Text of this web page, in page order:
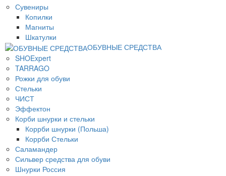
Сувениры
Копилки
Магниты
Шкатулки
ОБУВНЫЕ СРЕДСТВА
SHOExpert
TARRAGO
Рожки для обуви
Стельки
ЧИСТ
Эффектон
Корби шнурки и стельки
Коррби шнурки (Польша)
Коррби Стельки
Саламандер
Сильвер средства для обуви
Шнурки Россия